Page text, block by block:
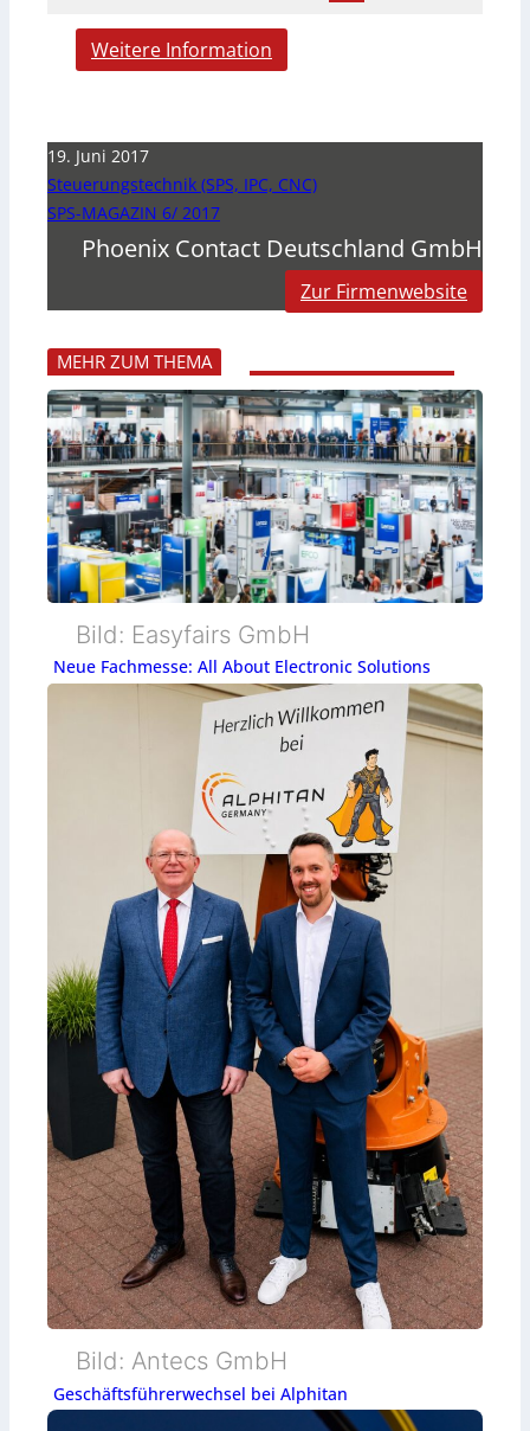
Weitere Information
19. Juni 2017
Steuerungstechnik (SPS, IPC, CNC)
SPS-MAGAZIN 6/ 2017
Phoenix Contact Deutschland GmbH
Zur Firmenwebsite
MEHR ZUM THEMA
Bild: Easyfairs GmbH
Neue Fachmesse: All About Electronic Solutions
Bild: Antecs GmbH
Geschäftsführerwechsel bei Alphitan